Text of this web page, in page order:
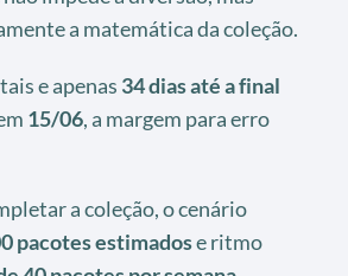
a matemática da coleção.
e apenas 34 dias até a final
15/06, a margem para erro
a coleção, o cenário
pacotes estimadose ritmo